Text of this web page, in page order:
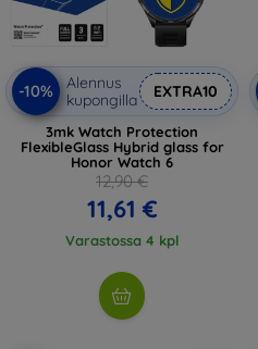
-10%
Alennus
kupongilla
EXTRA10
3mk Watch Protection
FlexibleGlass Hybrid glass for
Honor Watch 6
12,90 €
11,61 €
Varastossa 4 kpl